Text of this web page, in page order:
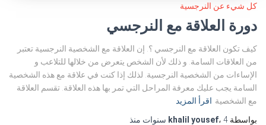
كل شيء عن النرجسية
دورة العلاقة مع النرجسي
كيف تكون العلاقة مع النرجسي ؟. إن العلاقة مع الشخصية النرجسية تعتبر
من العلاقات السامة. و ذلك لأن الشخص يتعرض من خلالها للتلاعب و
الإساءات من الشخصية النرجسية. لذلك إذا كنت في علاقة مع هذه الشخصية
السامة يجب عليك معرفة المراحل التي تمر بها هذه العلاقة. تقسم العلاقة
مع الشخصية اقرأ المزيد
بواسطة
khalil yousef، 4 سنوات منذ